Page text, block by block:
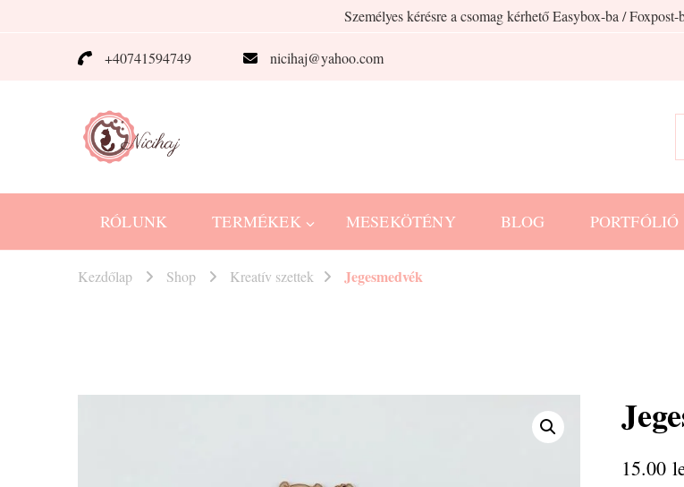
Személyes kérésre a csomag kérhető Easybox-ba /
+40741594749 nicihaj@yahoo.com
RÓLUNK TERMÉKEK MESEKÖTÉNY BLOG PORTFÓLIÓ
Kezdőlap Shop Kreatív szettek Jegesmedvék
15.00